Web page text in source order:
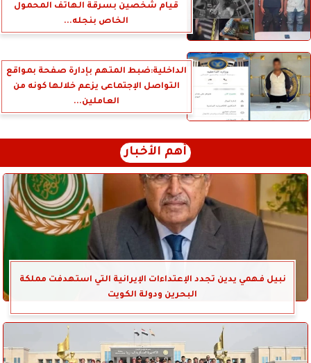
قيام شخصين بسرقة الهاتف المحمول
الخاص بنجله...
الداخلية:ضبط المتهم بإدارة صفحة بمواقع
التواصل الإجتماعى يزعم خلالها كونه من
العاملين...
أهم الأخبار
نبيل فهمي يدين تجدد الإعتداءات الإيرانية التي استهدفت مملكة
البحرين ودولة الكويت